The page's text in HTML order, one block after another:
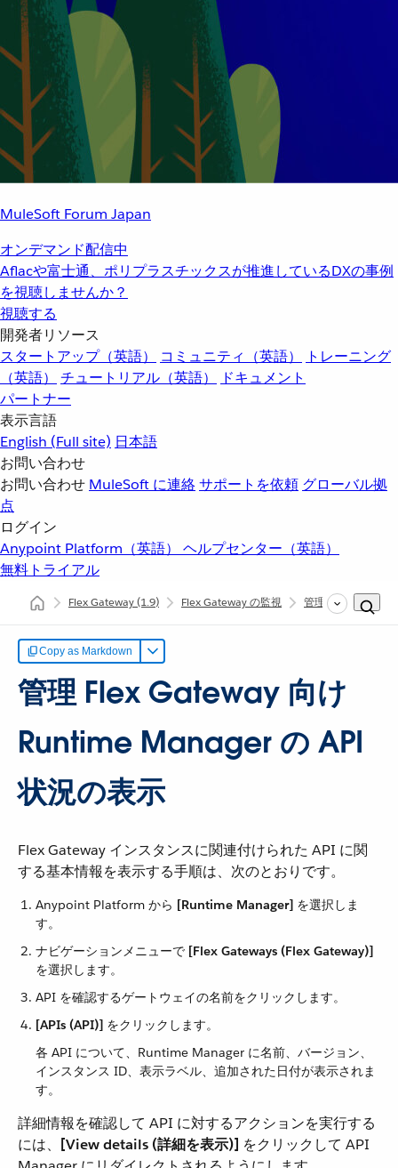
MuleSoft Forum Japan
オンデマンド配信中
Aflacや富士通、ポリプラスチックスが推進しているDXの事例
を視聴しませんか？
視聴する
開発者リソース
スタートアップ（英語）
コミュニティ（英語）
トレーニング
（英語）
チュートリアル（英語）
ドキュメント
パートナー
表示言語
English (Full site) 日本語
お問い合わせ
お問い合わせ MuleSoft に連絡サポートを依頼 グローバル拠
点
ログイン
Anypoint Platform（英語） ヘルプセンター（英語）
無料トライアル
Flex Gateway(1.9) Flex Gateway の監視 管理 Flex Gateway
Copy as Markdown
管理 Flex Gateway 向け
Runtime Manager の API
状況の表示
Flex Gateway インスタンスに関連付けられた API に関
する基本情報を表示する手順は、次のとおりです。
Anypoint Platform から ​ [Runtime Manager] ​ を選択しま
す。
ナビゲーションメニューで ​ [Flex Gateways (Flex Gateway)]
を選択します。
API を確認するゲートウェイの名前をクリックします。
[APIs (API)] ​ をクリックします。
各 API について、Runtime Manager に名前、バージョン、
インスタンス ID、表示ラベル、追加された日付が表示されま
す。
詳細情報を確認して API に対するアクションを実行する
には、​
[View details (詳細を表示)] ​ をクリックして API